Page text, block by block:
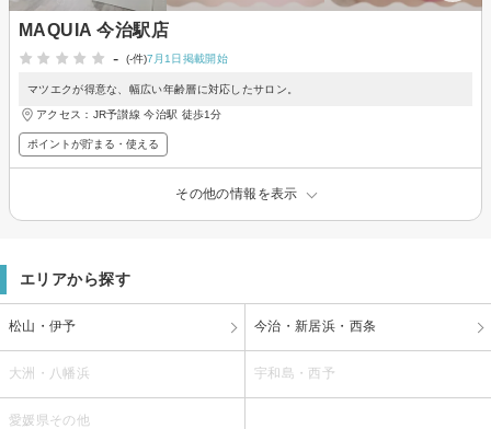
MAQUIA 今治駅店
-
(-件)7月1日掲載開始
マツエクが得意な、幅広い年齢層に対応したサロン。
アクセス：JR予讃線 今治駅 徒歩1分
ポイントが貯まる・使える
その他の情報を表示
エリアから探す
松山・伊予 今治・新居浜・西条
大洲・八幡浜 宇和島・西予
愛媛県その他